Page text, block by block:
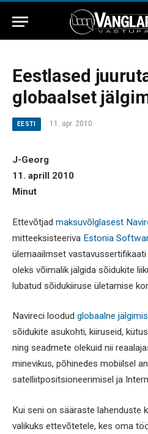
Eestlased
globaalset
EESTI 11. apr. 2010
J-Georg
11. aprill 2010
Minut
Ettevõtjad maksuvõlglasest
mitteeksisteeriva Estonia
ülemaailmset vastavussertifikaati
oleks võimalik jälgida sõidukite
lubatud sõidukiiruse ületamise
Navireci loodud globaalne
sõidukite asukohti, kiiruseid,
ning seadmete olekuid nii
minevikus, põhinedes mobiilsel
satelliitpositsioneerimisel ja
Kui seni on sääraste lahenduste
valikuks ettevõtetele, kes oma